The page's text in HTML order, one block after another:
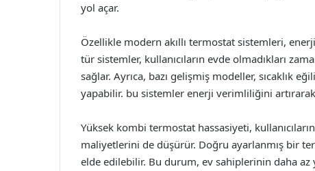
yol açar.
Özellikle modern akıllı termostat sistemleri,
tür sistemler, kullanıcıların evde olmadıkları
sağlar. Ayrıca, bazı gelişmiş modeller, sıcaklık
yapabilir. bu sistemler enerji verimliliğini
Yüksek kombi termostat hassasiyeti,
maliyetlerini de düşürür. Doğru ayarlanmış bir
elde edilebilir. Bu durum, ev sahiplerinin daha